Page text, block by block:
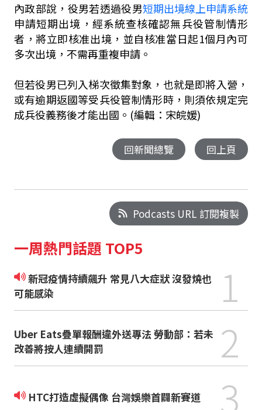
內政部說，役男若透過役男短期出境線上申請系統
申請短期出境，經系統查核確認無兵役管制情形
者，將立即核准出境，並自核准當日起1個月內可
多次出境，不需再重複申請。
但若役男已列入梯次徵集對象，也就是即將入營，
或有逾期返國等受兵役管制情形時，則須依規定完
成兵役義務後才能出國。(編輯：宋皖媛)
回新聞總覽 回上頁
Podcasts URL 訂閱複製
一周熱門話題 TOP5
新冠疫情持續飆升 常見八大症狀 沒發燒也
可能感染
1
Uber Eats疊單報酬違外送專法 勞動部：若未
改善將按人連續開罰
2
HTC打造虛擬偶像 台灣娛樂首闢新賽道 3